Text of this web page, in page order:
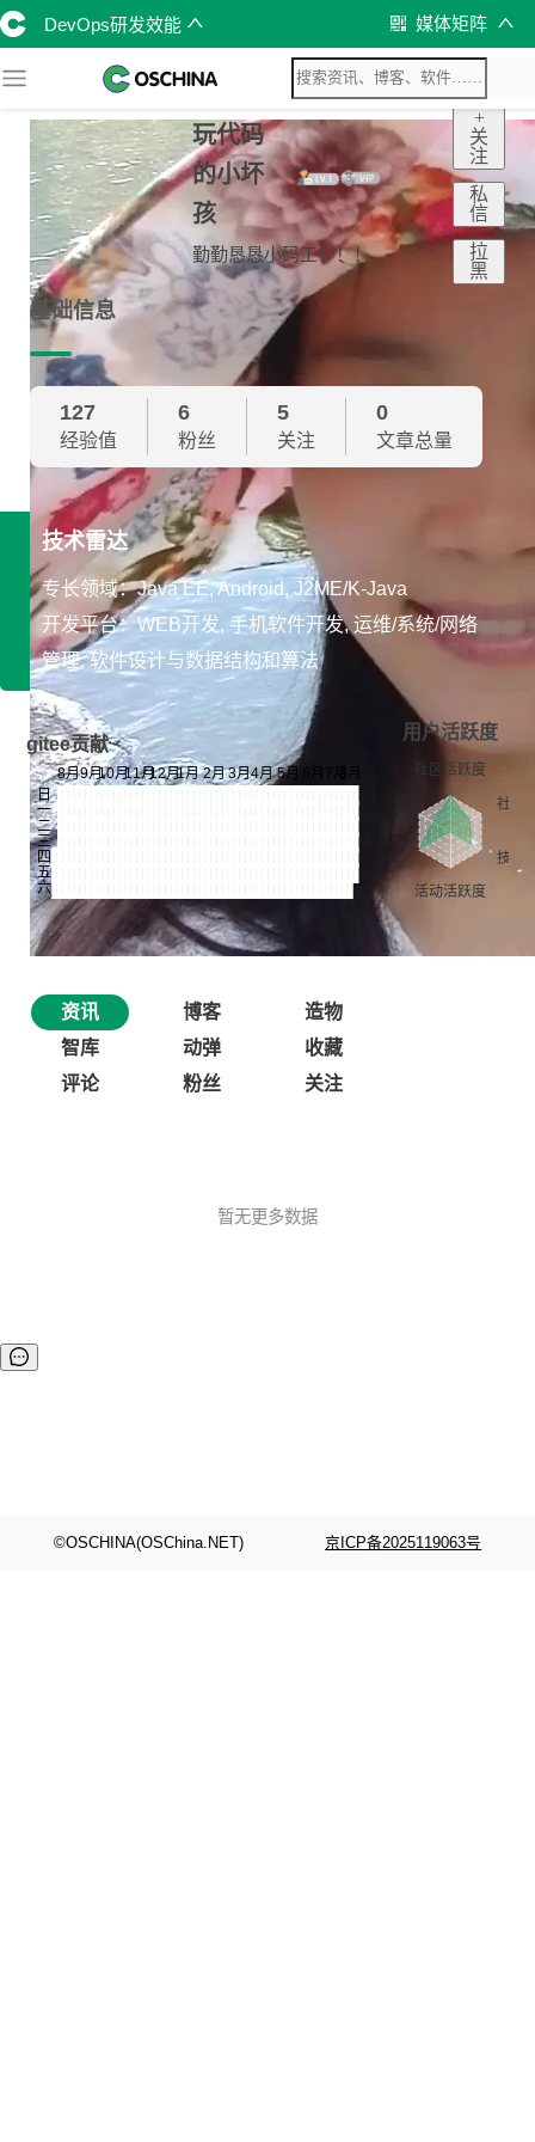
DevOps研发效能 媒体矩阵
玩代码
的小坏
孩
勤勤恳恳小码工！！！
+
关
注
私
信
拉
黑
基础信息
127
经验值
6
粉丝
5
关注
0
文章总量
技术雷达
专长领域：Java EE, Android, J2ME/K-Java
开发平台：WEB开发, 手机软件开发, 运维/系统/网络
管理, 软件设计与数据结构和算法
gitee贡献
用户活跃度
资讯 博客
造物
智库
动弹
收藏
评论
粉丝 关注
暂无更多数据
©OSCHINA(OSChina.NET) 京ICP备2025119063号